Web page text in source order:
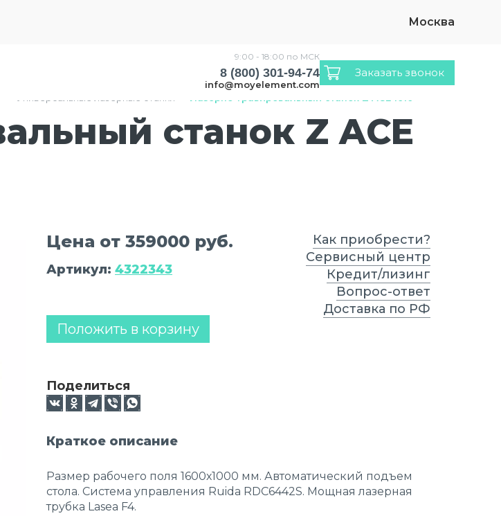
Москва
9:00 - 18:00 по МСК
8 (800) 301-94-74
info@moyelement.com
Заказать звонок
станок Z ACE
Цена от 359000 руб.
Артикул: 4322343
Положить в корзину
Поделиться
Краткое описание
Размер рабочего поля 1600х1000 мм. Автоматический подъем
стола. Система управления Ruida RDC6442S. Мощная лазерная
трубка Lasea F4.
Как приобрести?
Сервисный центр
Кредит/лизинг
Вопрос-ответ
Доставка по РФ